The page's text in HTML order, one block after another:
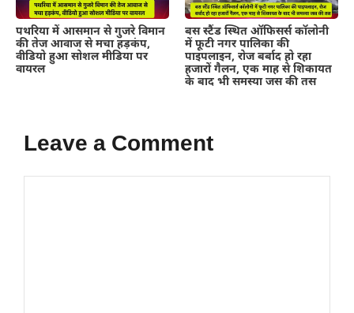
पथरिया में आसमान से गुजरे विमान
की तेज आवाज से मचा हड़कंप,
वीडियो हुआ सोशल मीडिया पर
वायरल
बस स्टैंड स्थित ऑफिसर्स कॉलोनी
में फूटी नगर पालिका की
पाइपलाइन, रोज बर्बाद हो रहा
हजारों गैलन, एक माह से शिकायत
के बाद भी समस्या जस की तस
Leave a Comment